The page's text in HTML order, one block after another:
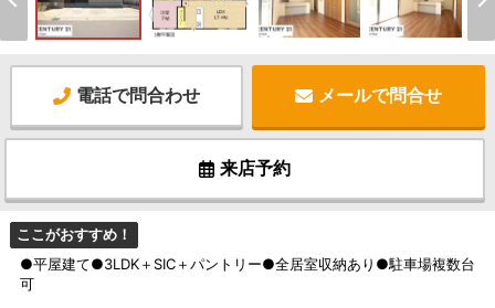
電話で問合わせ メールで問合せ
来店予約
ここがおすすめ！
●平屋建て●3LDK＋SIC＋パントリー●全居室収納あり●駐車場複数台
可